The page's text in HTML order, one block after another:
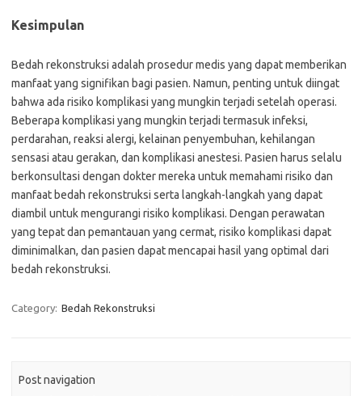
Kesimpulan
Bedah rekonstruksi adalah prosedur medis yang dapat memberikan
manfaat yang signifikan bagi pasien. Namun, penting untuk diingat
bahwa ada risiko komplikasi yang mungkin terjadi setelah operasi.
Beberapa komplikasi yang mungkin terjadi termasuk infeksi,
perdarahan, reaksi alergi, kelainan penyembuhan, kehilangan
sensasi atau gerakan, dan komplikasi anestesi. Pasien harus selalu
berkonsultasi dengan dokter mereka untuk memahami risiko dan
manfaat bedah rekonstruksi serta langkah-langkah yang dapat
diambil untuk mengurangi risiko komplikasi. Dengan perawatan
yang tepat dan pemantauan yang cermat, risiko komplikasi dapat
diminimalkan, dan pasien dapat mencapai hasil yang optimal dari
bedah rekonstruksi.
Category: Bedah Rekonstruksi
Post navigation